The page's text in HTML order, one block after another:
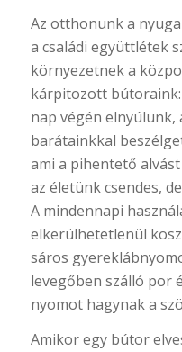
Az otthonunk a
a családi együttlétek
környezetnek a
kárpitozott bútoraink:
nap végén elnyúlunk,
barátainkkal
ami a pihentető
az életünk csendes,
A mindennapi
elkerülhetetlenül
sáros
levegőben szálló por
nyomot hagynak a
Amikor egy bútor